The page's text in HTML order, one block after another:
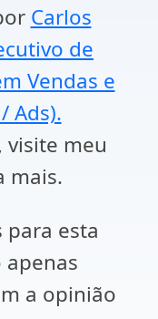
Carlos
de
Vendas e
Ads).
visite meu
mais.
para esta
apenas
a opinião